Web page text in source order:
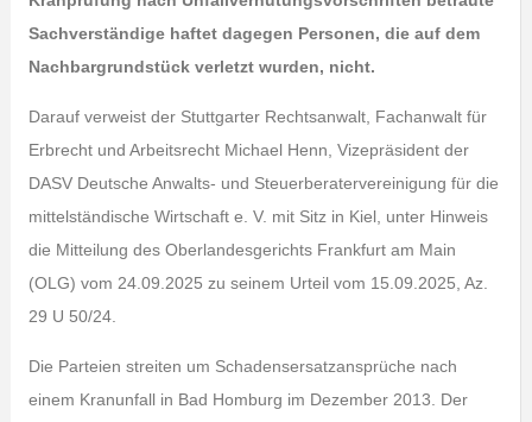
Sachverständige haftet dagegen Personen, die auf dem
Nachbargrundstück verletzt wurden, nicht.
Darauf verweist der Stuttgarter Rechtsanwalt, Fachanwalt für
Erbrecht und Arbeitsrecht Michael Henn, Vizepräsident der
DASV Deutsche Anwalts- und Steuerberatervereinigung für die
mittelständische Wirtschaft e. V. mit Sitz in Kiel, unter Hinweis
die Mitteilung des Oberlandesgerichts Frankfurt am Main
(OLG) vom 24.09.2025 zu seinem Urteil vom 15.09.2025, Az.
29 U 50/24.
Die Parteien streiten um Schadensersatzansprüche nach
einem Kranunfall in Bad Homburg im Dezember 2013. Der